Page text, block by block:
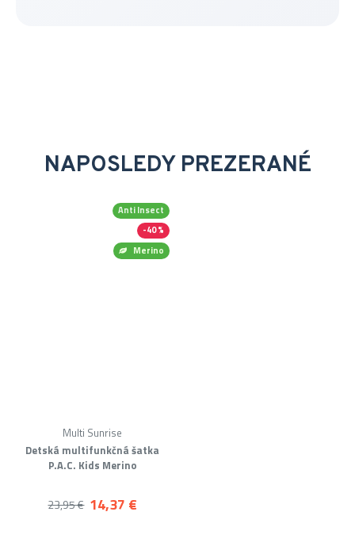
NAPOSLEDY PREZERANÉ
Merino
Anti Insect
-40 %
Detská multifunkčná šatka
P.A.C. Kids Merino
Multi Sunrise
14,37 €
23,95 €